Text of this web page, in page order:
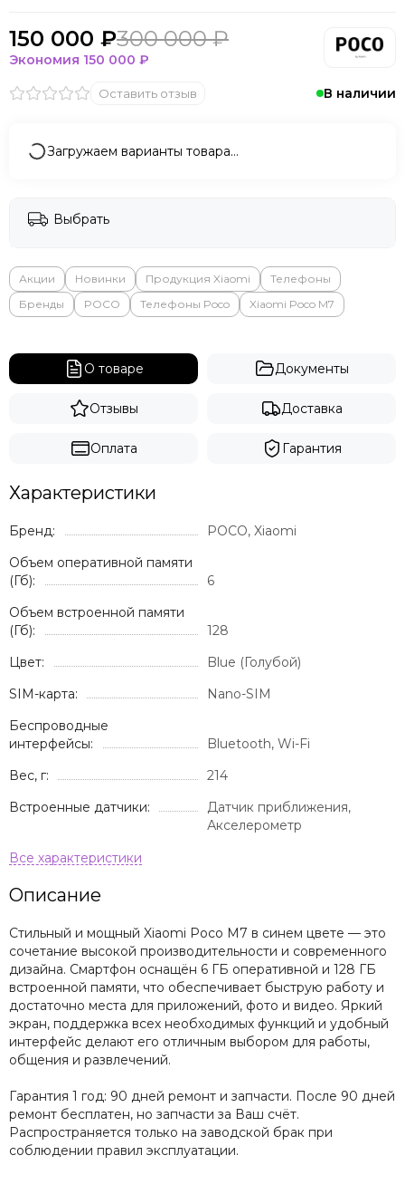
POCO
Sony
Valve
Whoop
ZTE
В наличии
Оставить отзыв
150 000 ₽300 000 ₽
Экономия 150 000 ₽
Загружаем варианты товара…
Выбрать
Акции Новинки Продукция Xiaomi
Телефоны
Бренды
POCO Телефоны Poco Xiaomi Poco M7
О товаре Документы
Отзывы Доставка
Оплата Гарантия
Характеристики
Бренд:
POCO, Xiaomi
Объем оперативной памяти
(Гб):
6
Объем встроенной памяти
(Гб):
128
Цвет:
Blue (Голубой)
SIM-карта:
Nano-SIM
Беспроводные
интерфейсы:
Bluetooth, Wi-Fi
Вес, г:
214
Встроенные датчики:
Датчик приближения,
Акселерометр
Описание
Стильный и мощный Xiaomi Poco M7 в синем цвете — это
сочетание высокой производительности и современного
дизайна. Смартфон оснащён 6 ГБ оперативной и 128 ГБ
встроенной памяти, что обеспечивает быструю работу и
достаточно места для приложений, фото и видео. Яркий
экран, поддержка всех необходимых функций и удобный
интерфейс делают его отличным выбором для работы,
общения и развлечений.
Гарантия 1 год: 90 дней ремонт и запчасти. После 90 дней
ремонт бесплатен, но запчасти за Ваш счёт.
Распространяется только на заводской брак при
соблюдении правил эксплуатации.